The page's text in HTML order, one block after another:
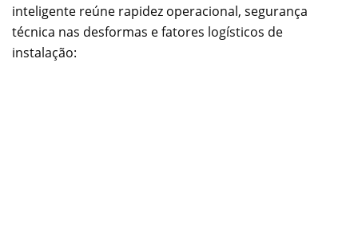
inteligente reúne rapidez operacional, segurança
técnica nas desformas e fatores logísticos de
instalação: